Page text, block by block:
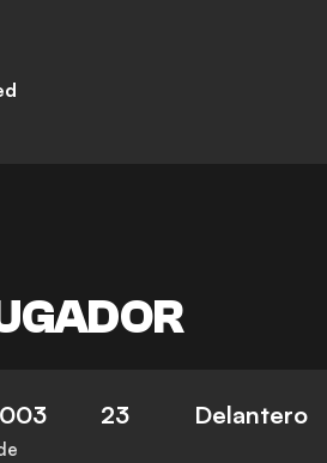
23 Delantero